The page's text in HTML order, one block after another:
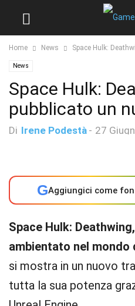
Home News Space Hulk:
News
Space Hulk:
pubblicato un
Di Irene Podestà - 27
GAggiungici come
Space Hulk:
ambientato nel mondo
si mostra in un nuovo
tutta la sua potenza